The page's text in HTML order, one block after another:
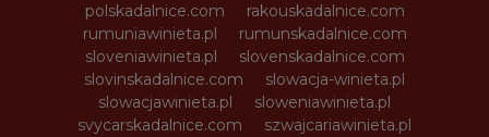
polskadalnice.com
rakouskadalnice.com
rumuniawinieta.pl
rumunskadalnice.com
sloveniawinieta.pl
slovenskadalnice.com
slovinskadalnice.com
slowacja-winieta.pl
slowacjawinieta.pl
sloweniawinieta.pl
svycarskadalnice.com
szwajcariawinieta.pl